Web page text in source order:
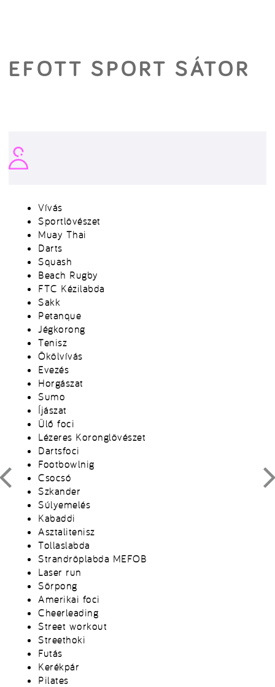
EFOTT SPORT SÁTOR
Vívás
Sportlövészet
Muay Thai
Darts
Squash
Beach Rugby
FTC Kézilabda
Sakk
Petanque
Jégkorong
Tenisz
Ökölvívás
Evezés
Horgászat
Sumo
Íjászat
Ülő foci
Lézeres Koronglövészet
Dartsfoci
Footbowlnig
Csocsó
Szkander
Súlyemelés
Kabaddi
Asztalitenisz
Tollaslabda
Strandröplabda MEFOB
Laser run
Sörpong
Amerikai foci
Cheerleading
Street workout
Streethoki
Futás
Kerékpár
Pilates